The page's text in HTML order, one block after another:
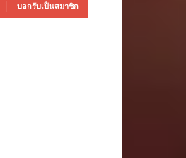
บอกรับเป็นสมาชิก